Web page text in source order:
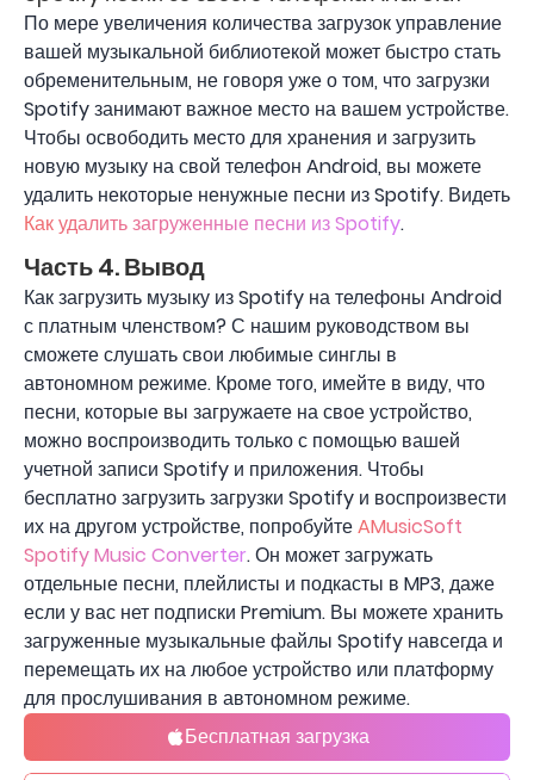
По мере увеличения количества загрузок управление
вашей музыкальной библиотекой может быстро стать
обременительным, не говоря уже о том, что загрузки
Spotify занимают важное место на вашем устройстве.
Чтобы освободить место для хранения и загрузить
новую музыку на свой телефон Android, вы можете
удалить некоторые ненужные песни из Spotify. Видеть
Как удалить загруженные песни из Spotify.
Часть 4. Вывод
Как загрузить музыку из Spotify на телефоны Android
с платным членством? С нашим руководством вы
сможете слушать свои любимые синглы в
автономном режиме. Кроме того, имейте в виду, что
песни, которые вы загружаете на свое устройство,
можно воспроизводить только с помощью вашей
учетной записи Spotify и приложения. Чтобы
бесплатно загрузить загрузки Spotify и воспроизвести
их на другом устройстве, попробуйтеAMusicSoft
Spotify Music Converter. Он может загружать
отдельные песни, плейлисты и подкасты в MP3, даже
если у вас нет подписки Premium. Вы можете хранить
загруженные музыкальные файлы Spotify навсегда и
перемещать их на любое устройство или платформу
для прослушивания в автономном режиме.
Бесплатная загрузка